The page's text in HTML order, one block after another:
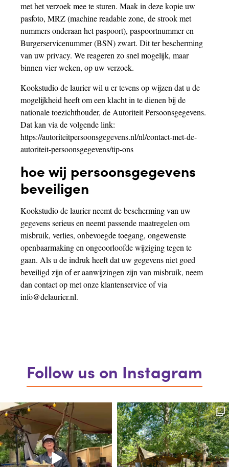
met het verzoek mee te sturen. Maak in deze kopie uw
pasfoto, MRZ (machine readable zone, de strook met
nummers onderaan het paspoort), paspoortnummer en
Burgerservicenummer (BSN) zwart. Dit ter bescherming
van uw privacy. We reageren zo snel mogelijk, maar
binnen vier weken, op uw verzoek.
Kookstudio de laurier wil u er tevens op wijzen dat u de
mogelijkheid heeft om een klacht in te dienen bij de
nationale toezichthouder, de Autoriteit Persoonsgegevens.
Dat kan via de volgende link:
https://autoriteitpersoonsgegevens.nl/nl/contact-met-de-
autoriteit-persoonsgegevens/tip-ons
hoe wij persoonsgegevens
beveiligen
Kookstudio de laurier neemt de bescherming van uw
gegevens serieus en neemt passende maatregelen om
misbruik, verlies, onbevoegde toegang, ongewenste
openbaarmaking en ongeoorloofde wijziging tegen te
gaan. Als u de indruk heeft dat uw gegevens niet goed
beveiligd zijn of er aanwijzingen zijn van misbruik, neem
dan contact op met onze klantenservice of via
info@delaurier.nl.
Follow us on Instagram